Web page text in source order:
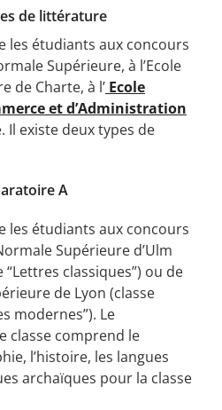
de littérature
les étudiants aux concours
Supérieure, à l’Ecole
de Charte, à l’ Ecole
et d’Administration
Il existe deux types de
A
les étudiants aux concours
Supérieure d’Ulm
classiques”) ou de
de Lyon (classe
modernes”). Le
classe comprend le
l’histoire, les langues
archaïques pour la classe